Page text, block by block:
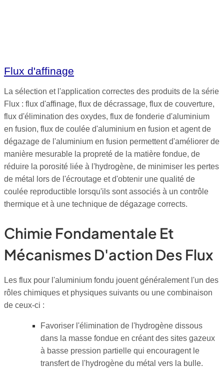
Flux d'affinage
La sélection et l'application correctes des produits de la série
Flux : flux d'affinage, flux de décrassage, flux de couverture,
flux d'élimination des oxydes, flux de fonderie d'aluminium
en fusion, flux de coulée d'aluminium en fusion et agent de
dégazage de l'aluminium en fusion permettent d'améliorer de
manière mesurable la propreté de la matière fondue, de
réduire la porosité liée à l'hydrogène, de minimiser les pertes
de métal lors de l'écroutage et d'obtenir une qualité de
coulée reproductible lorsqu'ils sont associés à un contrôle
thermique et à une technique de dégazage corrects.
Chimie Fondamentale Et
Mécanismes D'action Des Flux
Les flux pour l'aluminium fondu jouent généralement l'un des
rôles chimiques et physiques suivants ou une combinaison
de ceux-ci :
Favoriser l'élimination de l'hydrogène dissous
dans la masse fondue en créant des sites gazeux
à basse pression partielle qui encouragent le
transfert de l'hydrogène du métal vers la bulle.